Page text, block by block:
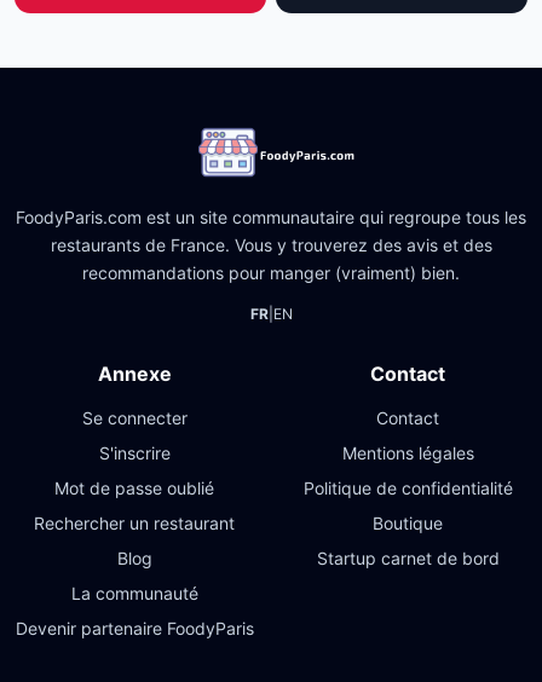
FoodyParis.com est un site communautaire qui regroupe tous les
restaurants de France. Vous y trouverez des avis et des
recommandations pour manger (vraiment) bien.
FR| EN
Annexe
Se connecter
S'inscrire
Mot de passe oublié
Rechercher un restaurant
Blog
La communauté
Devenir partenaire FoodyParis
Contact
Contact
Mentions légales
Politique de confidentialité
Boutique
Startup carnet de bord